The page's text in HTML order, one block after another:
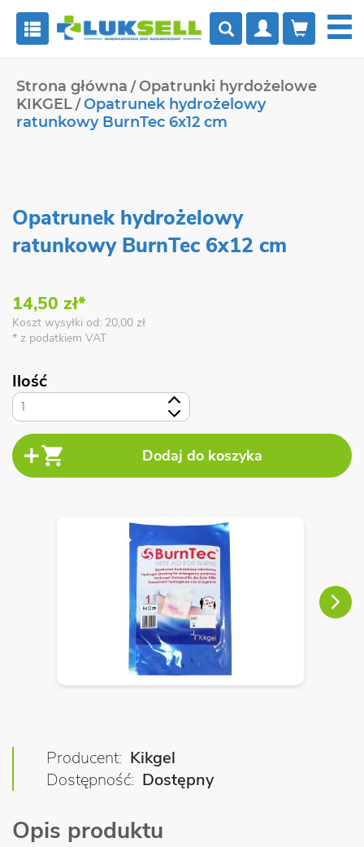
 
Strona główna
Opatrunki hyrdożelowe
KIKGEL
Opatrunek hydrożelowy
ratunkowy BurnTec 6x12 cm
Opatrunek hydrożelowy
ratunkowy BurnTec 6x12 cm
14,50 zł*
Koszt wysyłki od: 20,00 zł
* z podatkiem VAT
Ilość
Producent Kikgel
Dostępność Dostępny
Opis produktu